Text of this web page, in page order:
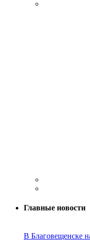
Главные новости
В Благовещенске